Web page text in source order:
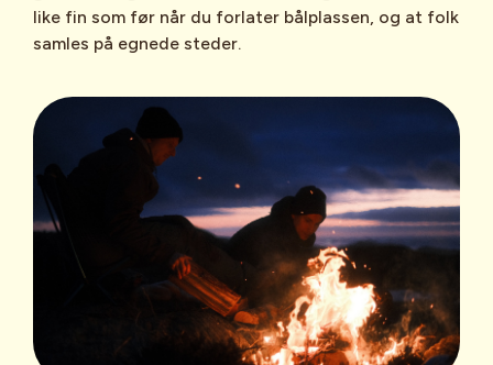
like fin som før når du forlater bålplassen, og at folk
samles på egnede steder.